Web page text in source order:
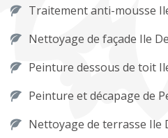
Traitement anti-mousse
Nettoyage de façade Ile
Peinture dessous de toit
Peinture et décapage de
Nettoyage de terrasse Ile